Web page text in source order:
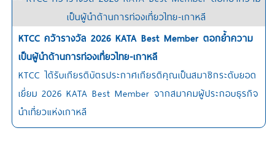
KTCC คว้ารางวัล 2026 KATA Best Member ตอกย้ำความ
เป็นผู้นำด้านการท่องเที่ยวไทย-เกาหลี
KTCC ได้รับเกียรติบัตรประกาศเกียรติคุณเป็นสมาชิกระดับยอด
เยี่ยม 2026 KATA Best Member จากสมาคมผู้ประกอบธุรกิจ
นำเที่ยวแห่งเกาหลี